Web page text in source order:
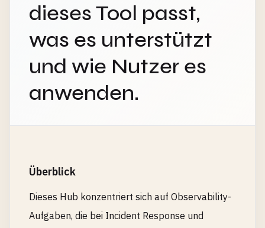
dieses Tool passt,
was es unterstützt
und wie Nutzer es
anwenden.
Überblick
Dieses Hub konzentriert sich auf Observability-
Aufgaben, die bei Incident Response und